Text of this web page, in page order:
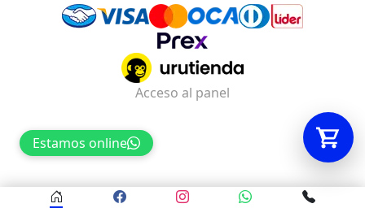
Estamos online
Acceso al panel